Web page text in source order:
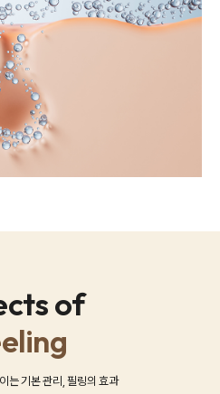
of
는 기본 관리, 필링의 효과